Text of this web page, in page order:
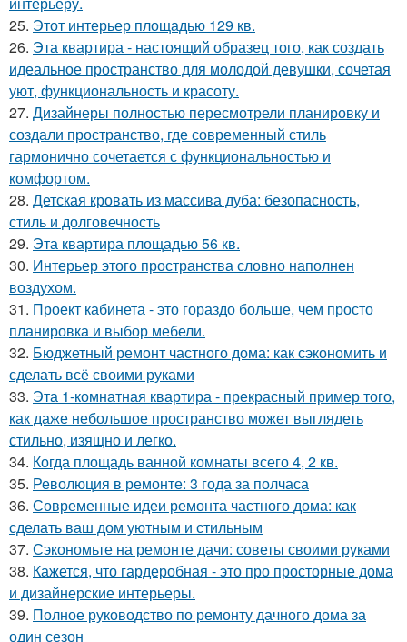
25. Этот интерьер площадью 129 кв.
26. Эта квартира - настоящий образец того, как создать
идеальное пространство для молодой девушки, сочетая
уют, функциональность и красоту.
27. Дизайнеры полностью пересмотрели планировку и
создали пространство, где современный стиль
гармонично сочетается с функциональностью и
комфортом.
28. Детская кровать из массива дуба: безопасность,
стиль и долговечность
29. Эта квартира площадью 56 кв.
30. Интерьер этого пространства словно наполнен
воздухом.
31. Проект кабинета - это гораздо больше, чем просто
планировка и выбор мебели.
32. Бюджетный ремонт частного дома: как сэкономить и
сделать всё своими руками
33. Эта 1-комнатная квартира - прекрасный пример того,
как даже небольшое пространство может выглядеть
стильно, изящно и легко.
34. Когда площадь ванной комнаты всего 4, 2 кв.
35. Революция в ремонте: 3 года за полчаса
36. Современные идеи ремонта частного дома: как
сделать ваш дом уютным и стильным
37. Сэкономьте на ремонте дачи: советы своими руками
38. Кажется, что гардеробная - это про просторные дома
и дизайнерские интерьеры.
39. Полное руководство по ремонту дачного дома за
один сезон